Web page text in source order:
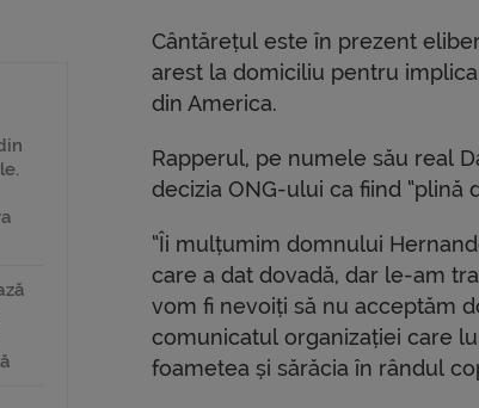
Cântărețul este în prezent
arest la domiciliu pentru
din America.
Rapperul, pe numele său real
decizia ONG-ului ca fiind “plină
“Îi mulțumim domnului
care a dat dovadă, dar le-am
vom fi nevoiți să nu acceptăm
comunicatul organizației care
foametea și sărăcia în rândul